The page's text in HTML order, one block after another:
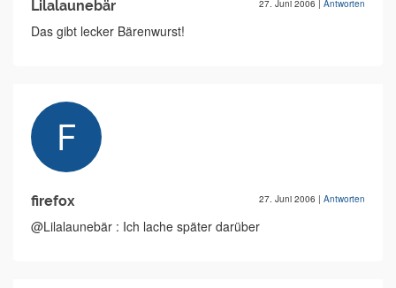
Lilalaunebär 27. Juni 2006 | Antworten
Das gibt lecker Bärenwurst!
firefox 27. Juni 2006 | Antworten
@Lilalaunebär : Ich lache später darüber